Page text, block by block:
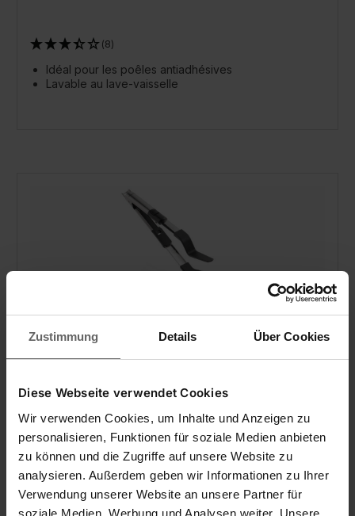
Zustimmung Details Über Cookies
Diese Webseite verwendet Cookies
Wir verwenden Cookies, um Inhalte und Anzeigen zu
personalisieren, Funktionen für soziale Medien anbieten
zu können und die Zugriffe auf unsere Website zu
analysieren. Außerdem geben wir Informationen zu Ihrer
Verwendung unserer Website an unsere Partner für
soziale Medien, Werbung und Analysen weiter. Unsere
(8)
Idéal pour les poêles antiadhésives
Lavable au lave-vaisselle
(4)
Idéal pour les poêles antiadhésives
Spatule avec pince intégrée
Lavable au lave-vaisselle